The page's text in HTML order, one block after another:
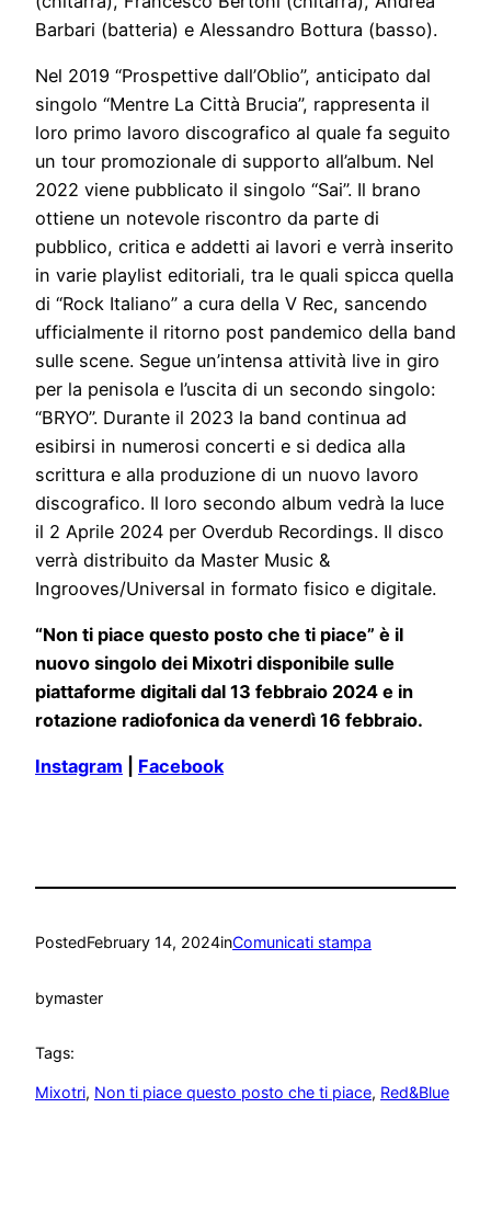
Barbari (batteria) e Alessandro Bottura (basso).
Nel 2019 “Prospettive dall’Oblio”, anticipato dal
singolo “Mentre La Città Brucia”, rappresenta il
loro primo lavoro discografico al quale fa seguito
un tour promozionale di supporto all’album. Nel
2022 viene pubblicato il singolo “Sai”. Il brano
ottiene un notevole riscontro da parte di
pubblico, critica e addetti ai lavori e verrà inserito
in varie playlist editoriali, tra le quali spicca quella
di “Rock Italiano” a cura della V Rec, sancendo
ufficialmente il ritorno post pandemico della band
sulle scene. Segue un’intensa attività live in giro
per la penisola e l’uscita di un secondo singolo:
“BRYO”. Durante il 2023 la band continua ad
esibirsi in numerosi concerti e si dedica alla
scrittura e alla produzione di un nuovo lavoro
discografico. Il loro secondo album vedrà la luce
il 2 Aprile 2024 per Overdub Recordings. Il disco
verrà distribuito da Master Music &
Ingrooves/Universal in formato fisico e digitale.
“Non ti piace questo posto che ti piace” è il
nuovo singolo dei Mixotri disponibile sulle
piattaforme digitali dal 13 febbraio 2024 e in
rotazione radiofonica da venerdì 16 febbraio.
Instagram Facebook
PostedFebruary 14, 2024inComunicati stampa
bymaster
Tags:
Mixotri, Non ti piace questo posto che ti piace, Red&Blue